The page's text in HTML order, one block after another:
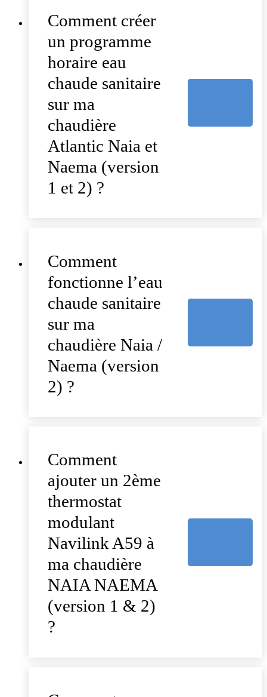
Comment créer
un programme
horaire eau
chaude sanitaire
sur ma
chaudière
Atlantic Naia et
Naema (version
1 et 2) ?
Comment
fonctionne l’eau
chaude sanitaire
sur ma
chaudière Naia /
Naema (version
2) ?
Comment
ajouter un 2ème
thermostat
modulant
Navilink A59 à
ma chaudière
NAIA NAEMA
(version 1 & 2)
?